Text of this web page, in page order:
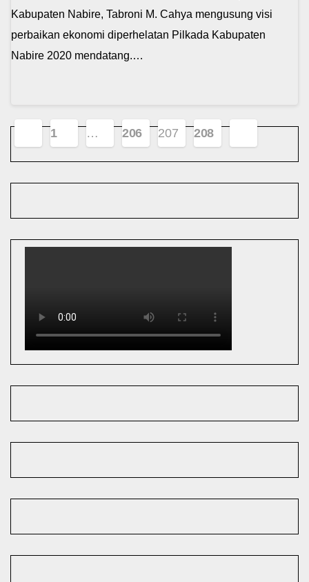
Kabupaten Nabire, Tabroni M. Cahya mengusung visi
perbaikan ekonomi diperhelatan Pilkada Kabupaten
Nabire 2020 mendatang.…
Navigasi
pos
1 … 206 207 208